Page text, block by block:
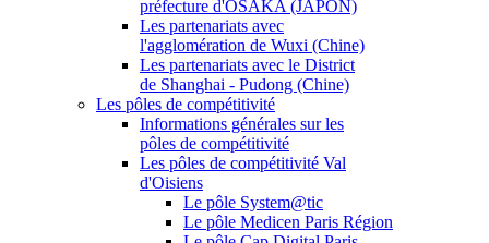
préfecture d'OSAKA (JAPON)
Les partenariats avec
l'agglomération de Wuxi (Chine)
Les partenariats avec le District
de Shanghai - Pudong (Chine)
Les pôles de compétitivité
Informations générales sur les
pôles de compétitivité
Les pôles de compétitivité Val
d'Oisiens
Le pôle System@tic
Le pôle Medicen Paris Région